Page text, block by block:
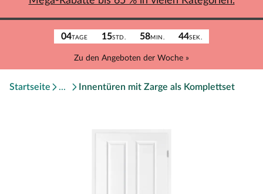
04TAGE 15STD. 58MIN. 44SEK.
Zu den Angeboten der Woche »
Startseite Innentüren mit Zarge als Komplettset